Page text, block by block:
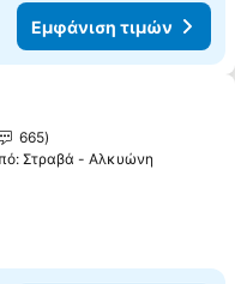
Εμφάνιση τιμών
στα αγαπημένα
665
Στραβά - Αλκυώνη